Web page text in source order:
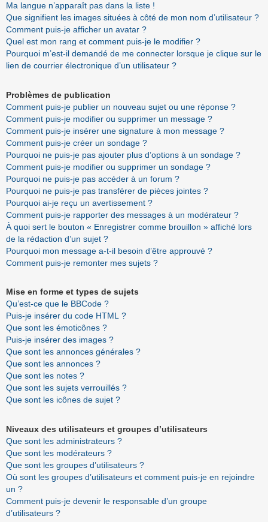
Ma langue n’apparaît pas dans la liste !
Que signifient les images situées à côté de mon nom d’utilisateur ?
Comment puis-je afficher un avatar ?
Quel est mon rang et comment puis-je le modifier ?
Pourquoi m’est-il demandé de me connecter lorsque je clique sur le
lien de courrier électronique d’un utilisateur ?
Problèmes de publication
Comment puis-je publier un nouveau sujet ou une réponse ?
Comment puis-je modifier ou supprimer un message ?
Comment puis-je insérer une signature à mon message ?
Comment puis-je créer un sondage ?
Pourquoi ne puis-je pas ajouter plus d’options à un sondage ?
Comment puis-je modifier ou supprimer un sondage ?
Pourquoi ne puis-je pas accéder à un forum ?
Pourquoi ne puis-je pas transférer de pièces jointes ?
Pourquoi ai-je reçu un avertissement ?
Comment puis-je rapporter des messages à un modérateur ?
À quoi sert le bouton « Enregistrer comme brouillon » affiché lors
de la rédaction d’un sujet ?
Pourquoi mon message a-t-il besoin d’être approuvé ?
Comment puis-je remonter mes sujets ?
Mise en forme et types de sujets
Qu’est-ce que le BBCode ?
Puis-je insérer du code HTML ?
Que sont les émoticônes ?
Puis-je insérer des images ?
Que sont les annonces générales ?
Que sont les annonces ?
Que sont les notes ?
Que sont les sujets verrouillés ?
Que sont les icônes de sujet ?
Niveaux des utilisateurs et groupes d’utilisateurs
Que sont les administrateurs ?
Que sont les modérateurs ?
Que sont les groupes d’utilisateurs ?
Où sont les groupes d’utilisateurs et comment puis-je en rejoindre
un ?
Comment puis-je devenir le responsable d’un groupe
d’utilisateurs ?